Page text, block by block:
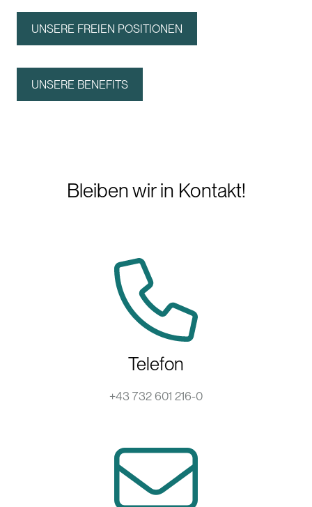
UNSERE FREIEN POSITIONEN
UNSERE BENEFITS
Bleiben wir in Kontakt!
Telefon
+43 732 601 216-0